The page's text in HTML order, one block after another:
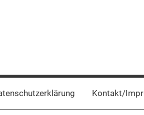
Kontakt/